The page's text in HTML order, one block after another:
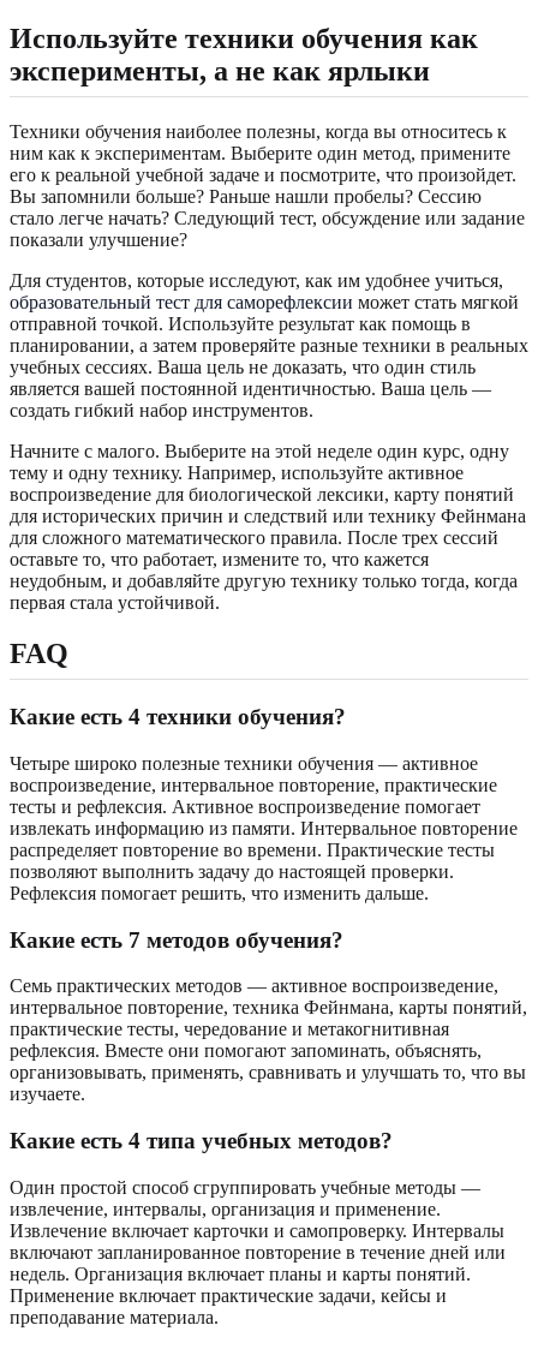
Используйте техники обучения как
эксперименты, а не как ярлыки
Техники обучения наиболее полезны, когда вы относитесь к
ним как к экспериментам. Выберите один метод, примените
его к реальной учебной задаче и посмотрите, что произойдет.
Вы запомнили больше? Раньше нашли пробелы? Сессию
стало легче начать? Следующий тест, обсуждение или задание
показали улучшение?
Для студентов, которые исследуют, как им удобнее учиться,
образовательный тест для саморефлексии может стать мягкой
отправной точкой. Используйте результат как помощь в
планировании, а затем проверяйте разные техники в реальных
учебных сессиях. Ваша цель не доказать, что один стиль
является вашей постоянной идентичностью. Ваша цель —
создать гибкий набор инструментов.
Начните с малого. Выберите на этой неделе один курс, одну
тему и одну технику. Например, используйте активное
воспроизведение для биологической лексики, карту понятий
для исторических причин и следствий или технику Фейнмана
для сложного математического правила. После трех сессий
оставьте то, что работает, измените то, что кажется
неудобным, и добавляйте другую технику только тогда, когда
первая стала устойчивой.
FAQ
Какие есть 4 техники обучения?
Четыре широко полезные техники обучения — активное
воспроизведение, интервальное повторение, практические
тесты и рефлексия. Активное воспроизведение помогает
извлекать информацию из памяти. Интервальное повторение
распределяет повторение во времени. Практические тесты
позволяют выполнить задачу до настоящей проверки.
Рефлексия помогает решить, что изменить дальше.
Какие есть 7 методов обучения?
Семь практических методов — активное воспроизведение,
интервальное повторение, техника Фейнмана, карты понятий,
практические тесты, чередование и метакогнитивная
рефлексия. Вместе они помогают запоминать, объяснять,
организовывать, применять, сравнивать и улучшать то, что вы
изучаете.
Какие есть 4 типа учебных методов?
Один простой способ сгруппировать учебные методы —
извлечение, интервалы, организация и применение.
Извлечение включает карточки и самопроверку. Интервалы
включают запланированное повторение в течение дней или
недель. Организация включает планы и карты понятий.
Применение включает практические задачи, кейсы и
преподавание материала.